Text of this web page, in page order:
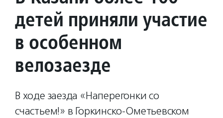
детей приняли участие
в особенном
велозаезде
В ходе заезда «Наперегонки со
счастьем!» в Горкинско-Ометьевском